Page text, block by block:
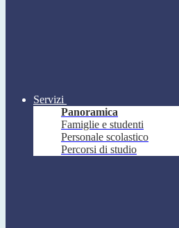
Servizi
Panoramica
Famiglie e studenti
Personale scolastico
Percorsi di studio